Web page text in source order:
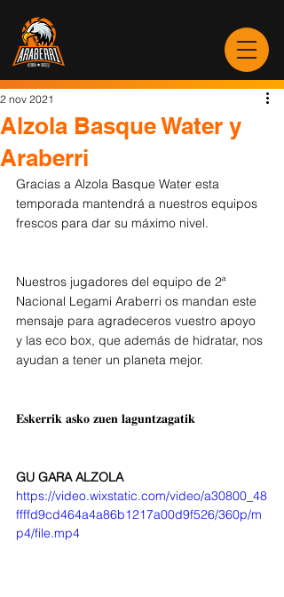
Alzola Basque Water y
Araberri
2 nov 2021
Gracias a Alzola Basque Water esta
temporada mantendrá a nuestros equipos
frescos para dar su máximo nivel.
Nuestros jugadores del equipo de 2ª
Nacional Legami Araberri os mandan este
mensaje para agradeceros vuestro apoyo
y las eco box, que además de hidratar, nos
ayudan a tener un planeta mejor.
𝐄𝐬𝐤𝐞𝐫𝐫𝐢𝐤 𝐚𝐬𝐤𝐨 𝐳𝐮𝐞𝐧 𝐥𝐚𝐠𝐮𝐧𝐭𝐳𝐚𝐠𝐚𝐭𝐢𝐤
GU GARA ALZOLA
https://video.wixstatic.com/video/a30800_48
ffffd9cd464a4a86b1217a00d9f526/360p/m
p4/file.mp4